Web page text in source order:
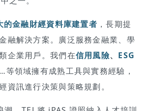
的金融財經資料庫建置者 ，長期提
融解決方案。廣泛服務金融業、學
企業用戶。我們在信用風險、 ESG
…等領域擁有成熟工具與實務經驗，
資訊進行決策與策略規劃。